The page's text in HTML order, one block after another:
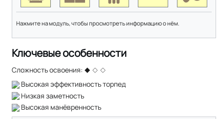
Нажмите на модуль, чтобы просмотреть информацию о нём.
Ключевые особенности
Сложность освоения:
Высокая эффективность торпед
Низкая заметность
Высокая манёвренность